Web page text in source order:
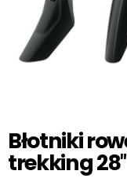
Błotniki
trekking 28″